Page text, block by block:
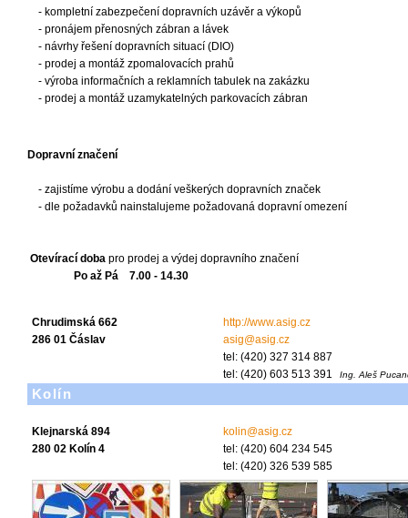
- kompletní zabezpečení dopravních uzávěr a výkopů
- pronájem přenosných zábran a lávek
- návrhy řešení dopravních situací (DIO)
- prodej a montáž zpomalovacích prahů
- výroba informačních a reklamních tabulek na zakázku
- prodej a montáž uzamykatelných parkovacích zábran
Dopravní značení
- zajistíme výrobu a dodání veškerých dopravních značek
- dle požadavků nainstalujeme požadovaná dopravní omezení
Otevírací dobapro prodej a výdej dopravního značení
Po až Pá 7.00 - 14.30
Chrudimská 662
286 01 Čáslav
http://www.asig.cz
asig@asig.cz
tel: (420) 327 314 887
tel: (420) 603 513 391
Ing. Aleš
Kolín
Klejnarská 894
280 02 Kolín 4
kolin@asig.cz
tel: (420) 604 234 545
tel: (420) 326 539 585